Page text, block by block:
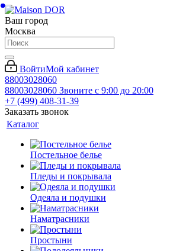
Ваш город
Москва
ВойтиМой кабинет
88003028060
88003028060 Звоните с 9:00 до 20:00
+7 (499) 408-31-39
Заказать звонок
Каталог
Постельное белье
Пледы и покрывала
Одеяла и подушки
Наматрасники
Простыни